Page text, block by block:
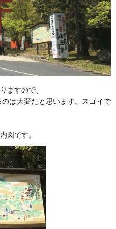
ますので、
は大変だと思います。スゴイで
図です。